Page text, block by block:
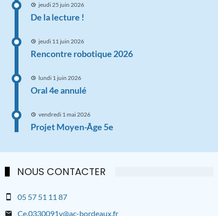
jeudi 25 juin 2026
De la lecture !
jeudi 11 juin 2026
Rencontre robotique 2026
lundi 1 juin 2026
Oral 4e annulé
vendredi 1 mai 2026
Projet Moyen-Âge 5e
NOUS CONTACTER
05 57 51 11 87
Ce.0330091v@ac-bordeaux.fr